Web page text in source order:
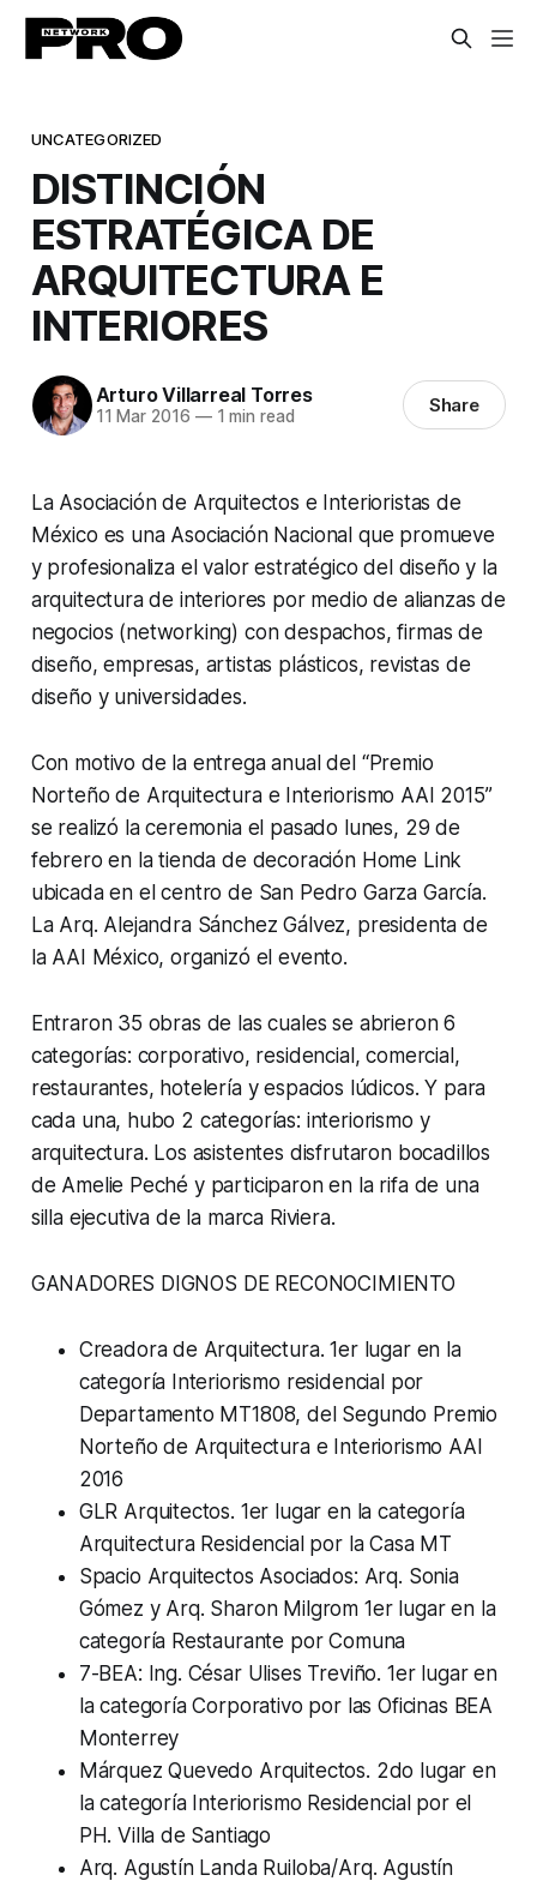
UNCATEGORIZED
DISTINCIÓN
ESTRATÉGICA DE
ARQUITECTURA E
INTERIORES
Arturo Villarreal Torres
11 Mar 2016 —1 min read Share
La Asociación de Arquitectos e Interioristas de
México es una Asociación Nacional que promueve
y profesionaliza el valor estratégico del diseño y la
arquitectura de interiores por medio de alianzas de
negocios (networking) con despachos, firmas de
diseño, empresas, artistas plásticos, revistas de
diseño y universidades.
Con motivo de la entrega anual del “Premio
Norteño de Arquitectura e Interiorismo AAI 2015”
se realizó la ceremonia el pasado lunes, 29 de
febrero en la tienda de decoración Home Link
ubicada en el centro de San Pedro Garza García.
La Arq. Alejandra Sánchez Gálvez, presidenta de
la AAI México, organizó el evento.
Entraron 35 obras de las cuales se abrieron 6
categorías: corporativo, residencial, comercial,
restaurantes, hotelería y espacios lúdicos. Y para
cada una, hubo 2 categorías: interiorismo y
arquitectura. Los asistentes disfrutaron bocadillos
de Amelie Peché y participaron en la rifa de una
silla ejecutiva de la marca Riviera.
GANADORES DIGNOS DE RECONOCIMIENTO
Creadora de Arquitectura. 1er lugar en la
categoría Interiorismo residencial por
Departamento MT1808, del Segundo Premio
Norteño de Arquitectura e Interiorismo AAI
2016
GLR Arquitectos. 1er lugar en la categoría
Arquitectura Residencial por la Casa MT
Spacio Arquitectos Asociados: Arq. Sonia
Gómez y Arq. Sharon Milgrom 1er lugar en la
categoría Restaurante por Comuna
7-BEA: Ing. César Ulises Treviño. 1er lugar en
la categoría Corporativo por las Oficinas BEA
Monterrey
Márquez Quevedo Arquitectos. 2do lugar en
la categoría Interiorismo Residencial por el
PH. Villa de Santiago
Arq. Agustín Landa Ruiloba/Arq. Agustín